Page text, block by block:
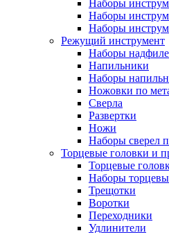
Наборы
Наборы
Наборы
Режущий инструмент
Наборы
Напильники
Наборы
Ножовки по
Сверла
Развертки
Ножи
Наборы сверел
Торцевые головки и
Торцевые
Наборы
Трещотки
Воротки
Переходники
Удлинители